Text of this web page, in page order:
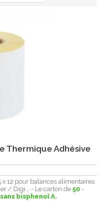
Thermique Adhésive
x 12 pour balances alimentaires
/ Digi... - Le carton de 50 -
sans bisphenol A.